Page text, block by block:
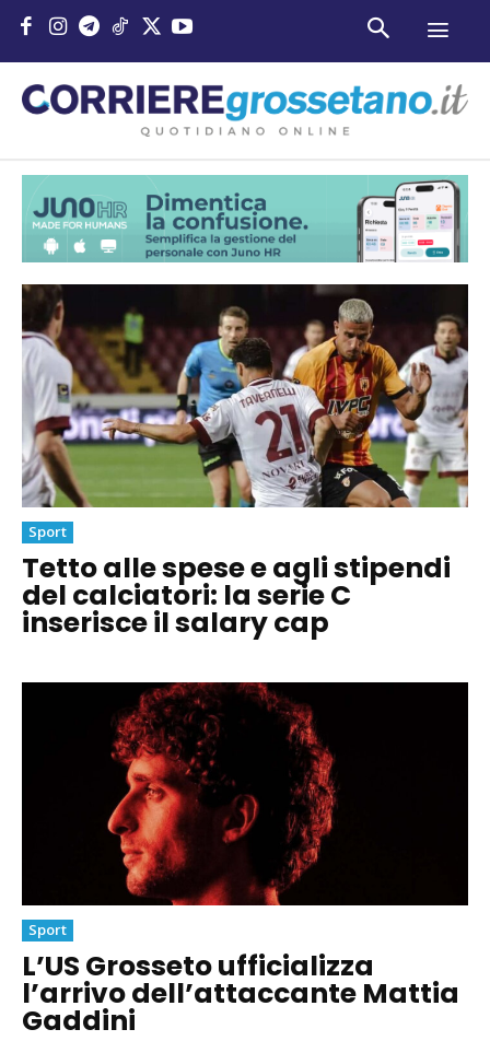
Sport
Tetto alle spese e agli stipendi
del calciatori: la serie C
inserisce il salary cap
Sport
L’US Grosseto ufficializza
l’arrivo dell’attaccante Mattia
Gaddini